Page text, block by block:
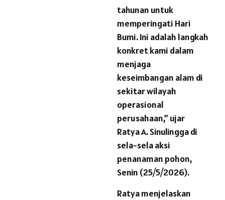
tahunan untuk
memperingati Hari
Bumi. Ini adalah langkah
konkret kami dalam
menjaga
keseimbangan alam di
sekitar wilayah
operasional
perusahaan,” ujar
Ratya A. Sinulingga di
sela-sela aksi
penanaman pohon,
Senin (25/5/2026).
Ratya menjelaskan